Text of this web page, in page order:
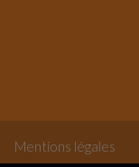
Mentions légales